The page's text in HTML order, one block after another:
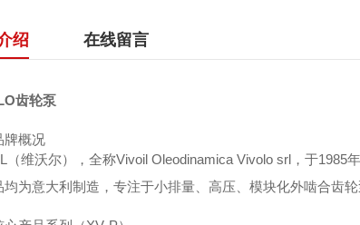
绍 在线留言
齿轮泵
牌概况
（维沃尔），全称Vivoil Oleodinamica Vivolo srl，于
均为意大利制造，专注于小排量、高压、模块化外啮合齿轮